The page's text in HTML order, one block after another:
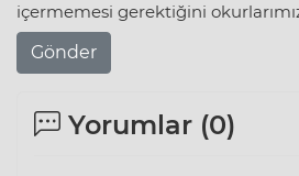
içermemesi gerektiğini
Gönder
Yorumlar (0)